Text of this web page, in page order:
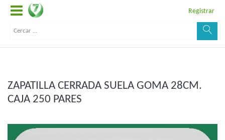
Registrar
ZAPATILLA CERRADA SUELA GOMA 28CM.
CAJA 250 PARES